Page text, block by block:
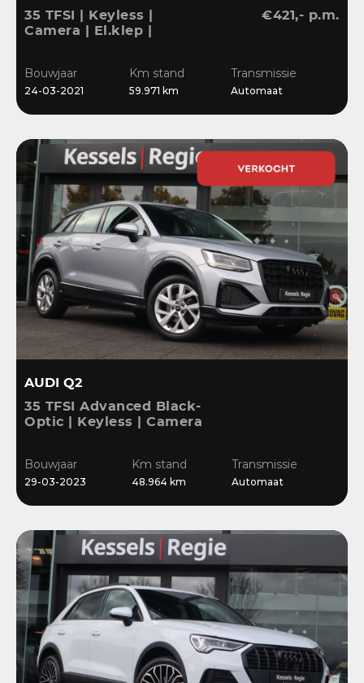
35 TFSI | Keyless |
Camera | El.klep |
€421,- p.m.
Bouwjaar
24-03-2021
Km stand
59.971 km
Transmissie
Automaat
AUDI Q2
35 TFSI Advanced Black-
Optic | Keyless | Camera
Sensoren | DAB
Bouwjaar
29-03-2023
Km stand
48.964 km
Transmissie
Automaat